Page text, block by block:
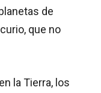
de
que no
la Tierra, los